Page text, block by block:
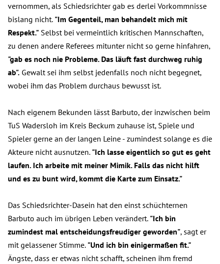
vernommen, als Schiedsrichter gab es derlei Vorkommnisse
bislang nicht. "Im Gegenteil, man behandelt mich mit
Respekt." Selbst bei vermeintlich kritischen Mannschaften,
zu denen andere Referees mitunter nicht so gerne hinfahren,
"gab es noch nie Probleme. Das läuft fast durchweg ruhig
ab". Gewalt sei ihm selbst jedenfalls noch nicht begegnet,
wobei ihm das Problem durchaus bewusst ist.
Nach eigenem Bekunden lässt Barbuto, der inzwischen beim
TuS Wadersloh im Kreis Beckum zuhause ist, Spiele und
Spieler gerne an der langen Leine - zumindest solange es die
Akteure nicht ausnutzen. "Ich lasse eigentlich so gut es geht
laufen. Ich arbeite mit meiner Mimik. Falls das nicht hilft
und es zu bunt wird, kommt die Karte zum Einsatz."
Das Schiedsrichter-Dasein hat den einst schüchternen
Barbuto auch im übrigen Leben verändert. "Ich bin
zumindest mal entscheidungsfreudiger geworden", sagt er
mit gelassener Stimme. "Und ich bin einigermaßen fit."
Ängste, dass er etwas nicht schafft, scheinen ihm fremd